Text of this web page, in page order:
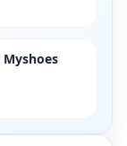
Myshoes